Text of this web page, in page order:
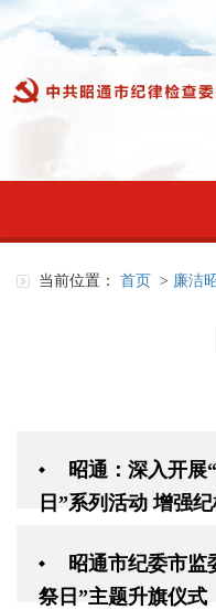
当前位置： 首页 > 廉洁
昭通：深入开展
日”系列活动 增强
昭通市纪委市监
祭日”主题升旗仪式